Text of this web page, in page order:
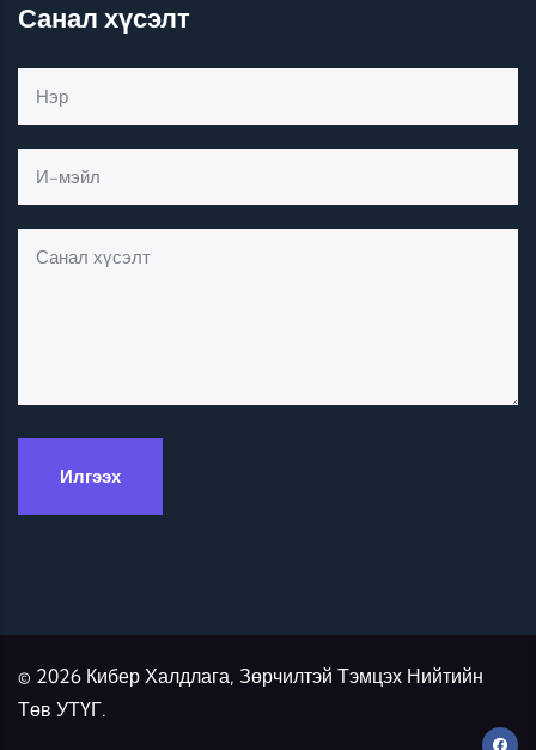
Санал хүсэлт
© 2026 Кибер Халдлага, Зөрчилтэй Тэмцэх Нийтийн
Төв УТҮГ.